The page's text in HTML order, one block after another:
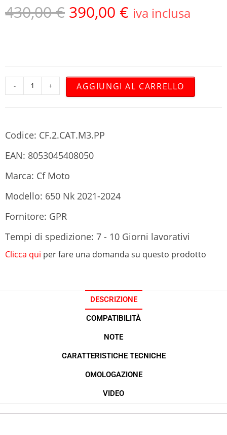
430,00€ 390,00 € iva inclusa
- + AGGIUNGI AL CARRELLO
Codice: CF.2.CAT.M3.PP
EAN: 8053045408050
Marca: Cf Moto
Modello: 650 Nk 2021-2024
Fornitore: GPR
Tempi di spedizione: 7 - 10 Giorni lavorativi
Clicca qui per fare una domanda su questo prodotto
DESCRIZIONE
COMPATIBILITÀ
NOTE
CARATTERISTICHE TECNICHE
OMOLOGAZIONE
VIDEO